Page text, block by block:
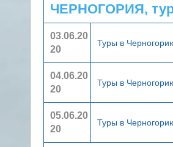
ЧЕРНОГОРИЯ,
03.06.20
20
Туры в
04.06.20
20
Туры в
05.06.20
20
Туры в